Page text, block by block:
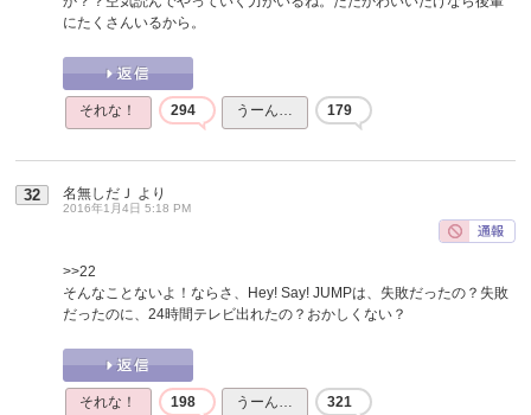
にたくさんいるから。
それな！ 294 うーん… 179
32 名無しだＪ より
2016年1月4日 5:18 PM
>>22
そんなことないよ！ならさ、Hey! Say! JUMPは、失敗だったの？失敗
だったのに、24時間テレビ出れたの？おかしくない？
それな！ 198 うーん… 321